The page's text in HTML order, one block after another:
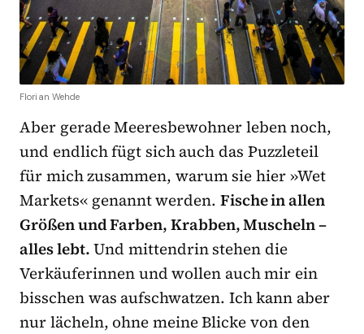
Florian Wehde
Aber gerade Meeresbewohner leben noch,
und endlich fügt sich auch das Puzzleteil
für mich zusammen, warum sie hier »Wet
Markets« genannt werden. Fische in allen
Größen und Farben, Krabben, Muscheln –
alles lebt.Und mittendrin stehen die
Verkäuferinnen und wollen auch mir ein
bisschen was aufschwatzen. Ich kann aber
nur lächeln, ohne meine Blicke von den